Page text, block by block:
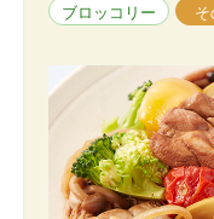
ブロッコリー そ